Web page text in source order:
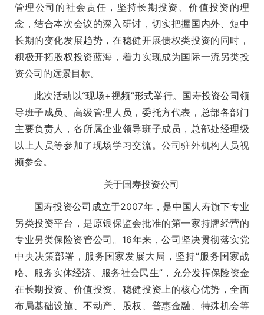
管理公司的社会责任，坚持长期投资、价值投资的理
念，结合本次会议的深入研讨，切实把握国内外、短中
长期的变化发展趋势，在稳健开展债权类投资的同时，
积极开拓股权投资蓝海，着力实现成为国际一流另类投
资公司的远景目标。
此次活动以“现场+视频”形式举行。国寿投资公司领
导班子成员、高级管理人员，委托方代表，总部各部门
主要负责人，各所属企业领导班子成员，总部处经理级
以上人员等参加了现场学习交流。公司驻外机构人员视
频参会。
关于国寿投资公司
国寿投资公司成立于2007年，是中国人寿旗下专业
另类投资平台，是原银保监会批准的第一家持牌经营的
专业另类保险资管公司。16年来，公司坚决贯彻落实党
中央决策部署，服务国家发展大局，坚持“服务国家战
略、服务实体经济、服务社会民生”，充分发挥保险资金
在长期投资、价值投资、稳健投资上的核心优势，全面
布局基础设施、不动产、股权、普惠金融、特殊机会等